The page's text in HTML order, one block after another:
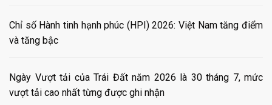
Chỉ số Hành tinh hạnh phúc (HPI) 2026: Việt Nam tăng điểm
và tăng bậc
Ngày Vượt tải của Trái Đất năm 2026 là 30 tháng 7, mức
vượt tải cao nhất từng được ghi nhận